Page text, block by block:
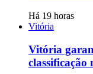
Há 19 horas
Vitória
Vitória
classificação